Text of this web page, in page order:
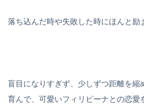
落ち込んだ時や失敗した時にほんと励
盲目になりすぎず、少しずつ距離を縮
育んで、可愛いフィリピーナとの恋愛